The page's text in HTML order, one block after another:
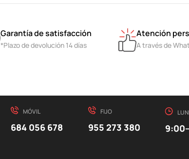
Garantía de satisfacción
*Plazo de devolución 14 días
Atención
A través de
MÓVIL
684 056 678
FIJO
955 273 380